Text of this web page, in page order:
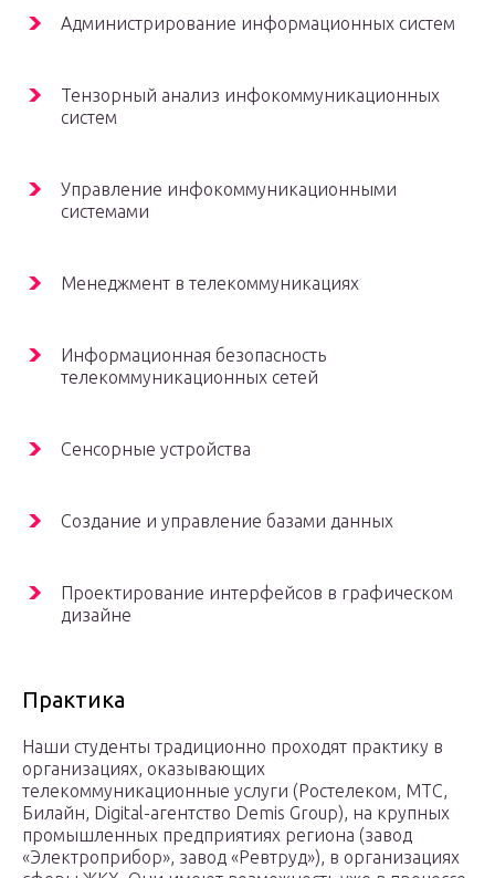
Администрирование информационных систем
Тензорный анализ инфокоммуникационных
систем
Управление инфокоммуникационными
системами
Менеджмент в телекоммуникациях
Информационная безопасность
телекоммуникационных сетей
Сенсорные устройства
Создание и управление базами данных
Проектирование интерфейсов в графическом
дизайне
Практика
Наши студенты традиционно проходят практику в
организациях, оказывающих
телекоммуникационные услуги (Ростелеком, МТС,
Билайн, Digital-агентство Demis Group), на крупных
промышленных предприятиях региона (завод
«Электроприбор», завод «Ревтруд»), в организациях